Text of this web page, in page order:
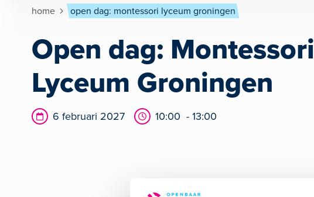
Kruimelpad
home open dag: montessori lyceum groningen
Open dag: Montessori
Lyceum Groningen
Datum6 februari 2027 Tijd 10:00 - 13:00